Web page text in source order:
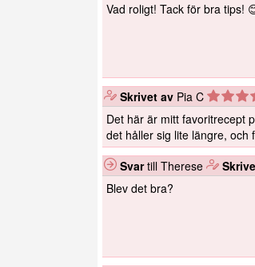
Vad roligt! Tack för bra tips!
Skrivet av Pia C
Det här är mitt favoritrecept
det håller sig lite längre, och
Svartill Therese
Blev det bra?